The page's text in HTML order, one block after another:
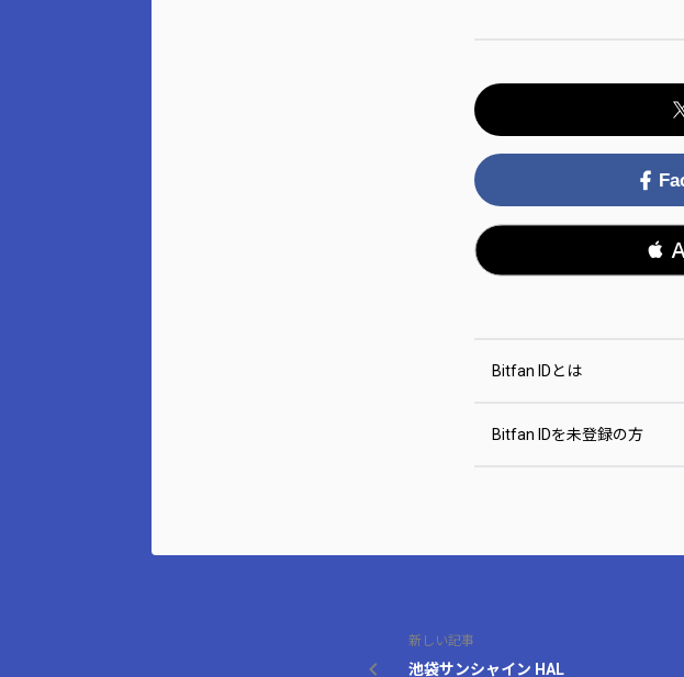

Bitfan IDとは
Bitfan IDを未登録の方
新しい記事
池袋サンシャイン HAL